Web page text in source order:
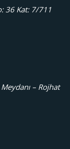
36 Kat: 7/711
– Rojhat